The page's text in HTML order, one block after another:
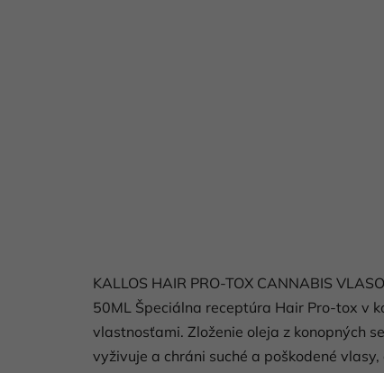
KALLOS HAIR PRO-TOX CANNABIS
50ML Špeciálna receptúra ​​Hair Pro-tox v
vlastnosťami. Zloženie oleja z konopných
vyživuje a chráni suché a poškodené